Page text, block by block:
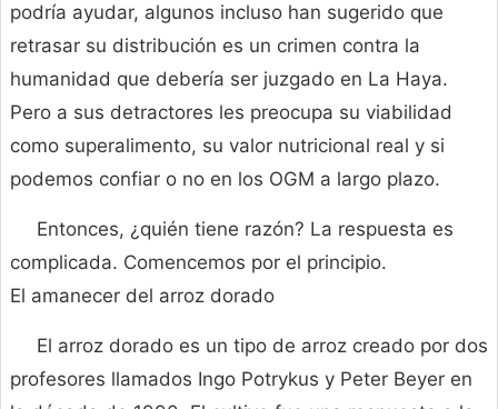
podría ayudar, algunos incluso han sugerido que
retrasar su distribución es un crimen contra la
humanidad que debería ser juzgado en La Haya.
Pero a sus detractores les preocupa su viabilidad
como superalimento, su valor nutricional real y si
podemos confiar o no en los OGM a largo plazo.
Entonces, ¿quién tiene razón? La respuesta es
complicada. Comencemos por el principio.
El amanecer del arroz dorado
El arroz dorado es un tipo de arroz creado por dos
profesores llamados Ingo Potrykus y Peter Beyer en